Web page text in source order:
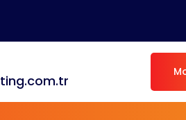
Yelkenli